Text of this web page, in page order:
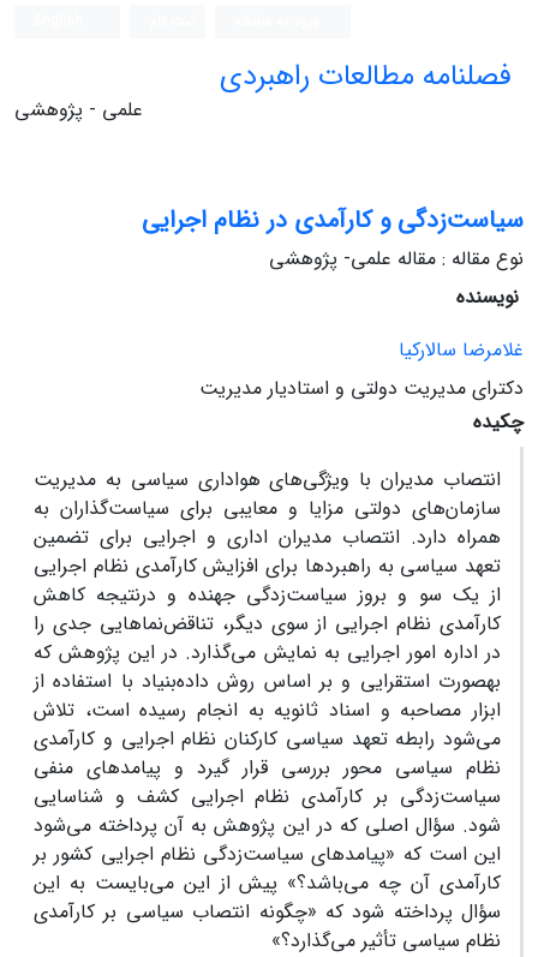
فصلنامه مطالعات راهبردی
علمی - پژوهشی
سیاست‌زدگی و کارآمدی در نظام اجرایی
نوع مقاله : مقاله علمی- پژوهشی
نویسنده
غلامرضا سالارکیا
دکترای مدیریت دولتی و استادیار مدیریت
چکیده
انتصاب مدیران با ویژ‌گی‌های هواداری سیاسی به مدیریت
سازمان‌های دولتی مزایا و معایبی برای سیاست‌گذاران به
همراه دارد. انتصاب مدیران اداری و اجرایی برای تضمین
تعهد سیاسی به راهبردها برای افزایش کارآمدی نظام اجرایی
از یک سو و بروز سیاست‌زدگی جهنده و درنتیجه کاهش
کارآمدی نظام اجرایی از سوی دیگر، تناقض‌نماهایی جدی را
در اداره امور اجرایی به نمایش می‌گذارد. در این پژوهش که
به‏صورت استقرایی و بر اساس روش داده‌بنیاد با استفاده از
ابزار مصاحبه و اسناد ثانویه به انجام رسیده است، تلاش
می‌شود رابطه تعهد سیاسی کارکنان نظام اجرایی و کارآمدی
نظام سیاسی محور بررسی قرار گیرد و پیامدهای منفی
سیاست‌زدگی بر کارآمدی نظام اجرایی کشف و شناسایی
شود. سؤال اصلی که در این پژوهش به آن پرداخته می‌شود
این است که «پیامدهای سیاست‌زدگی نظام اجرایی کشور بر
کارآمدی آن چه می‌باشد؟» پیش از این می‌بایست به این
سؤال پرداخته شود که «چگونه انتصاب سیاسی بر کارآمدی
نظام سیاسی تأثیر می‌گذارد؟»